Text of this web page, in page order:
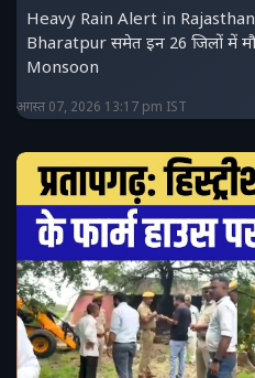
Heavy Rain Alert in
Bharatpur समेत इन 26 जिलों में
Monsoon
अगस्त 07, 2026 13:17 pm IST